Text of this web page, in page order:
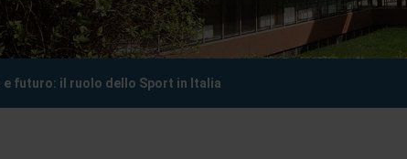
futuro: il ruolo dello Sport in Italia